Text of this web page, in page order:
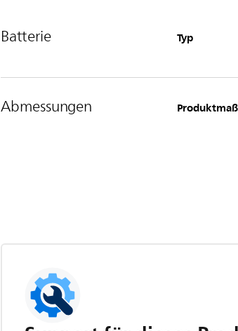
Batterie Typ
Abmessungen